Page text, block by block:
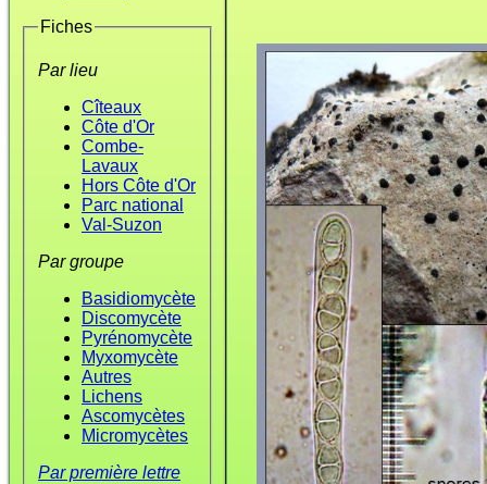
Fiches
Par lieu
Cîteaux
Côte d'Or
Combe-
Lavaux
Hors Côte d'Or
Parc national
Val-Suzon
Par groupe
Basidiomycète
Discomycète
Pyrénomycète
Myxomycète
Autres
Lichens
Ascomycètes
Micromycètes
Par première lettre